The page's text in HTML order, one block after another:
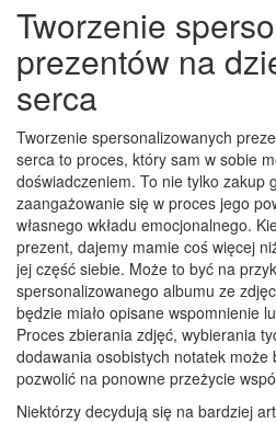
Tworzenie
prezentów na
serca
Tworzenie spersonalizowanych
serca to proces, który sam w sobie
doświadczeniem. To nie tylko zakup
zaangażowanie się w proces jego
własnego wkładu emocjonalnego.
prezent, dajemy mamie coś więcej
jej część siebie. Może to być na
spersonalizowanego albumu ze
będzie miało opisane wspomnienie
Proces zbierania zdjęć, wybierania
dodawania osobistych notatek może
pozwolić na ponowne przeżycie
Niektórzy decydują się na bardziej